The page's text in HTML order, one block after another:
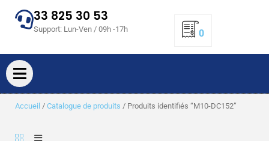
33 825 30 53
Support: Lun-Ven / 09h -17h 0
Accueil / Catalogue de produits / Produits identifiés “M10-DC152”